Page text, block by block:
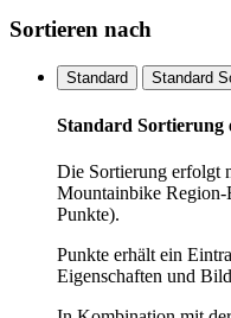
Sortieren nach
Standard Standard
Standard Sortierung
Die Sortierung erfolgt
Mountainbike Region-
Punkte).
Punkte erhält ein
Eigenschaften und